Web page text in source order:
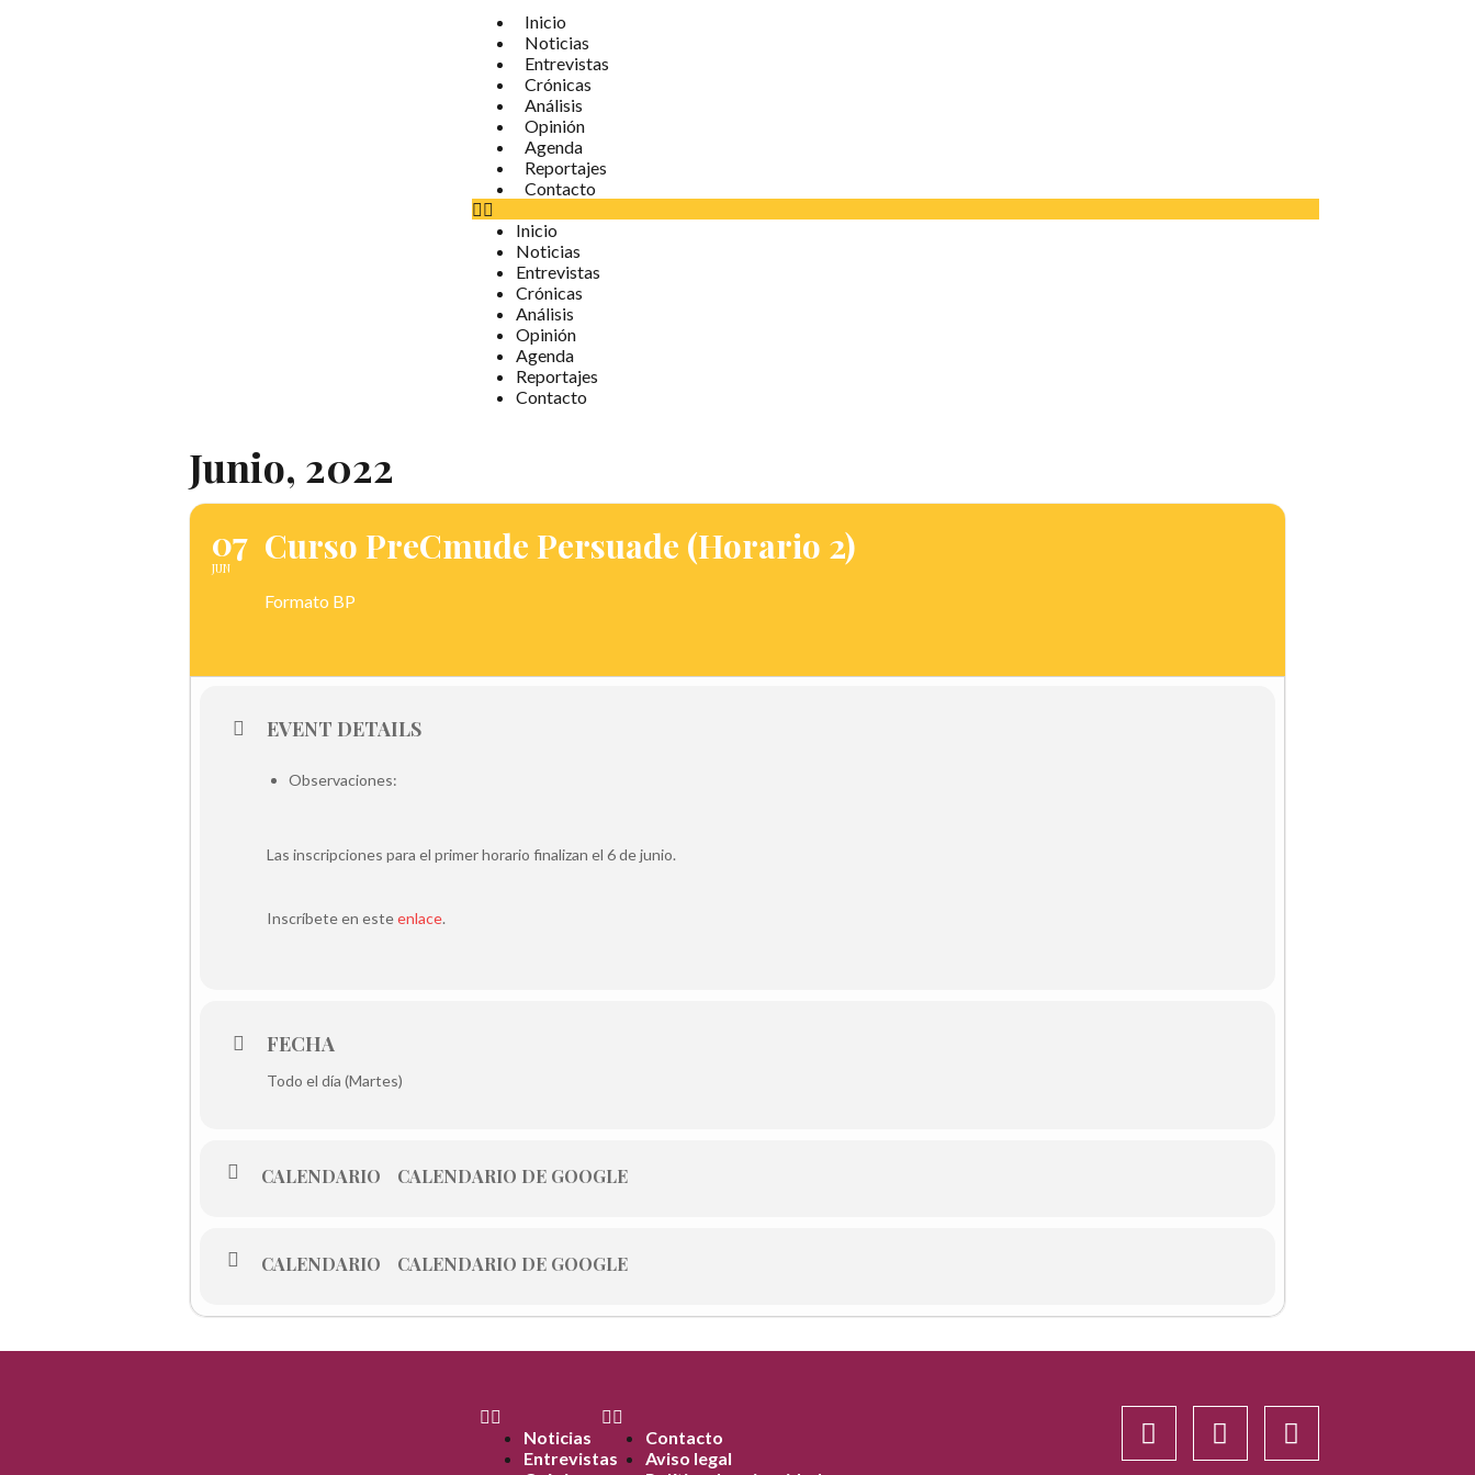
Inicio
Noticias
Entrevistas
Crónicas
Análisis
Opinión
Agenda
Reportajes
Contacto
Inicio
Noticias
Entrevistas
Crónicas
Análisis
Opinión
Agenda
Reportajes
Contacto
Junio, 2022
07
JUN
Curso PreCmude Persuade (Horario 2)
Formato BP
EVENT DETAILS
Observaciones:
Las inscripciones para el primer horario finalizan el 6 de junio.
Inscríbete en esteenlace.
FECHA
Todo el día (Martes)
CALENDARIO CALENDARIO DE GOOGLE
CALENDARIO CALENDARIO DE GOOGLE
Noticias
Entrevistas
Contacto
Aviso legal